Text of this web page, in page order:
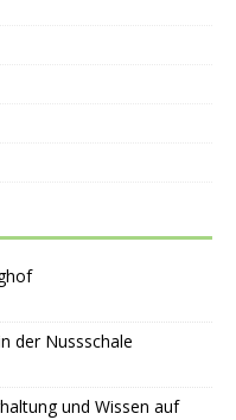
der Nussschale
und Wissen auf